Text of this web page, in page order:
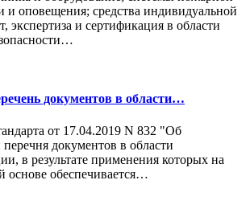
и оповещения; средства индивидуальной
экспертиза и сертификация в области
документов в области…
от 17.04.2019 N 832 "Об
документов в области
в результате применения которых на
основе обеспечивается…